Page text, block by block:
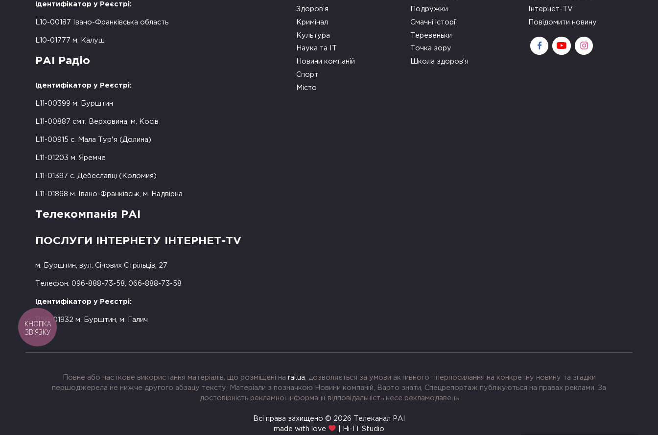
Ідентифікатор у Реєстрі:
L10-00187 Івано-Франківська область
L10-01777 м. Калуш
РАІ Радіо
Ідентифікатор у Реєстрі:
L11-00399 м. Бурштин
L11-00887 смт. Верховина, м. Косів
L11-00915 с. Мала Тур'я (Долина)
L11-01203 м. Яремче
L11-01397 с. Дебеславці (Коломия)
L11-01868 м. Івано-Франківськ, м. Надвірна
Телекомпанія РАІ
ПОСЛУГИ ІНТЕРНЕТУ ІНТЕРНЕТ-TV
м. Бурштин, вул. Січових Стрільців, 27
Телефон: 096-888-73-58, 066-888-73-58
Ідентифікатор у Реєстрі:
R50-01932 м. Бурштин, м. Галич
Здоров’я
Кримінал
Культура
Наука та ІТ
Новини компаній
Спорт
Місто
Подружки
Смачні історії
Теревеньки
Точка зору
Школа здоров’я
Інтернет-TV
Повідомити новину
Повне або часткове використання матеріалів, що розміщені на rai.ua , дозволяється за умови активного гіперпосилання на конкретну новину та згадки
першоджерела не нижче другого абзацу тексту. Матеріали з позначкою Новини компаній, Варто знати, Спецрепортаж публікуються на правах реклами. За
достовірність рекламної інформації відповідальність несе рекламодавець
Всі права захищено © 2026 Телеканал РАІ
made with love
| Hi-IT Studio
КНОПКА
ЗВ'ЯЗКУ